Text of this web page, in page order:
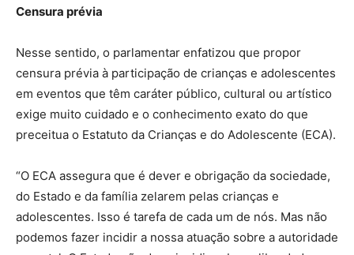
Censura prévia
Nesse sentido, o parlamentar enfatizou que propor
censura prévia à participação de crianças e adolescentes
em eventos que têm caráter público, cultural ou artístico
exige muito cuidado e o conhecimento exato do que
preceitua o Estatuto da Crianças e do Adolescente (ECA).
“O ECA assegura que é dever e obrigação da sociedade,
do Estado e da família zelarem pelas crianças e
adolescentes. Isso é tarefa de cada um de nós. Mas não
podemos fazer incidir a nossa atuação sobre a autoridade